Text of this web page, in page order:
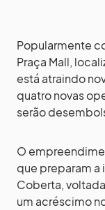
Popularmente
Praça Mall,
está atraindo
quatro novas
serão
O
que preparam a
Coberta,
um acréscimo